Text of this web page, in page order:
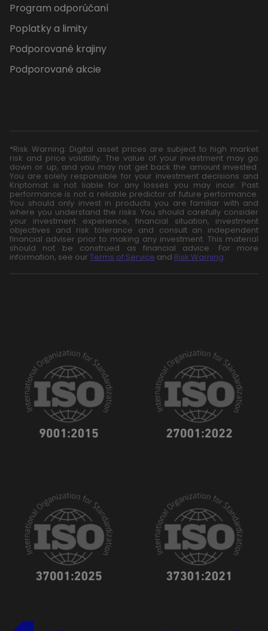
Program odporúčaní
Poplatky a limity
Podporované krajiny
Podporované akcie
*Risk Warning: Digital asset prices are subject to high market
risk and price volatility. The value of your investment may go
down or up, and you may not get back the amount invested.
You are solely responsible for your investment decisions and
Kriptomat is not liable for any losses you may incur. Past
performance is not a reliable predictor of future performance.
You should only invest in products you are familiar with and
where you understand the risks. You should carefully consider
your investment experience, financial situation, investment
objectives and risk tolerance and consult an independent
financial adviser prior to making any investment. This material
should not be construed as financial advice. For more
information, see our Terms of Service and Risk Warning.